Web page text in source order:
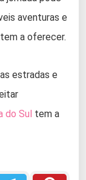
aventuras e
a oferecer.
estradas e
do Sul tem a